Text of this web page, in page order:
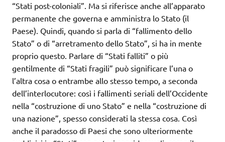
“Stati post-coloniali”. Ma si riferisce anche all’apparato
permanente che governa e amministra lo Stato (il
Paese). Quindi, quando si parla di “fallimento dello
Stato” o di “arretramento dello Stato”, si ha in mente
proprio questo. Parlare di “Stati falliti” o più
gentilmente di “Stati fragili” può significare l’una o
l’altra cosa o entrambe allo stesso tempo, a seconda
dell’interlocutore: così i fallimenti seriali dell’Occidente
nella “costruzione di uno Stato” e nella “costruzione di
una nazione”, spesso considerati la stessa cosa. Così
anche il paradosso di Paesi che sono ulteriormente